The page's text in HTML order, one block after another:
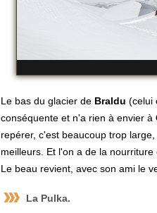
Le bas du glacier de Braldu (celui
conséquente et n'a rien à envier à
repérer, c'est beaucoup trop
meilleurs. Et l'on a de la
Le beau revient, avec son ami le
La Pulka.